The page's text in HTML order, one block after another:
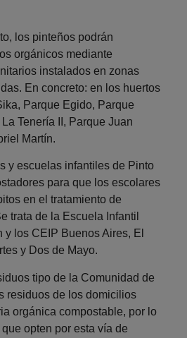
los pinteños podrán
orgánicos mediante
instalados en zonas
En concreto: en los huertos
Parque Egido, Parque
Tenería II, Parque Juan
Martín.
y escuelas infantiles de Pinto
para que los escolares
en el tratamiento de
trata de la Escuela Infantil
los CEIP Buenos Aires, El
y Dos de Mayo.
tipo de la Comunidad de
residuos de los domicilios
orgánica compostable, por lo
opten por esta vía de